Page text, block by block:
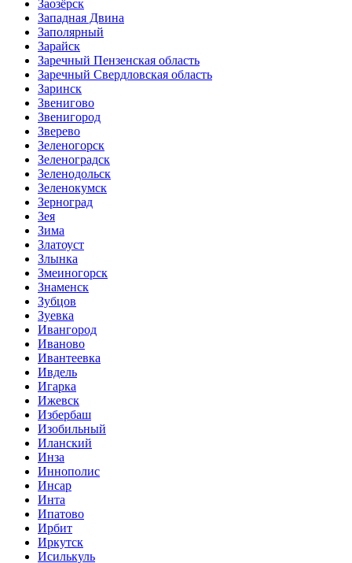
Заозёрск
Западная Двина
Заполярный
Зарайск
Заречный Пензенская область
Заречный Свердловская область
Заринск
Звенигово
Звенигород
Зверево
Зеленогорск
Зеленоградск
Зеленодольск
Зеленокумск
Зерноград
Зея
Зима
Златоуст
Злынка
Змеиногорск
Знаменск
Зубцов
Зуевка
Ивангород
Иваново
Ивантеевка
Ивдель
Игарка
Ижевск
Избербаш
Изобильный
Иланский
Инза
Иннополис
Инсар
Инта
Ипатово
Ирбит
Иркутск
Исилькуль